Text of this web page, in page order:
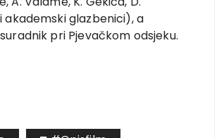
akademski glazbenici), a
pri Pjevačkom odsjeku.